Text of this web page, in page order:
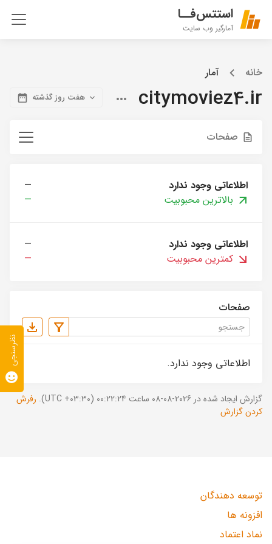
استتس‌فــا
آمارگیر وب سایت
خانه آمار
citymoviez4.ir هفت روز گذشته
صفحات
اطلاعاتی وجود ندارد
—
بالاترین محبوبیت
—
اطلاعاتی وجود ندارد
—
کمترین محبوبیت
—
صفحات
اطلاعاتی وجود ندارد.
گزارش ایجاد شده در 2026-08-08 ساعت 00:22:24 (UTC +03:30).
رفرش
کردن گزارش
توسعه دهندگان
افزونه ها
نماد اعتماد
نظرسنجی